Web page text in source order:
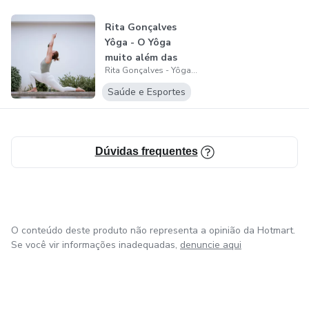
Rita Gonçalves
Yôga - O Yôga
muito além das
posições
Rita Gonçalves - Yôga, Movimento e Meditação
Saúde e Esportes
Dúvidas frequentes
O conteúdo deste produto não representa a opinião da Hotmart.
Se você vir informações inadequadas, denuncie aqui